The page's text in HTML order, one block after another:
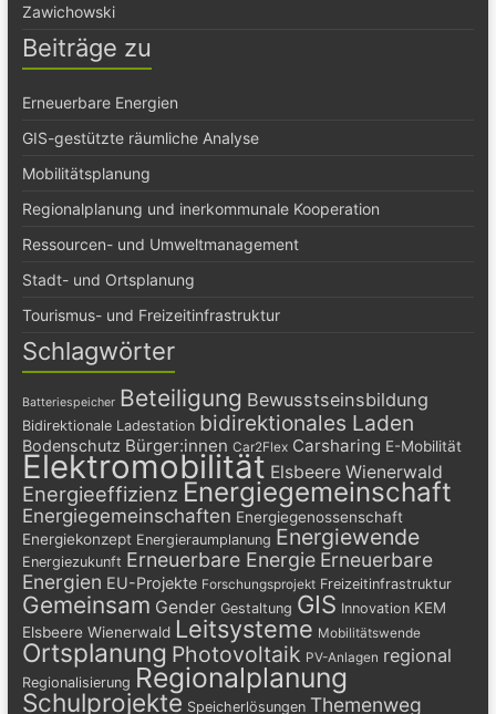
Zawichowski
Beiträge zu
Erneuerbare Energien
GIS-gestützte räumliche Analyse
Mobilitätsplanung
Regionalplanung und inerkommunale Kooperation
Ressourcen- und Umweltmanagement
Stadt- und Ortsplanung
Tourismus- und Freizeitinfrastruktur
Schlagwörter
Batteriespeicher Beteiligung Bewusstseinsbildung
Bidirektionale Ladestation bidirektionales Laden
Bodenschutz Bürger:innen Car2Flex Carsharing E-Mobilität
Elektromobilität Elsbeere Wienerwald
Energieeffizienz Energiegemeinschaft
Energiegemeinschaften Energiegenossenschaft
Energiekonzept Energieraumplanung Energiewende
Energiezukunft Erneuerbare Energie Erneuerbare
Energien EU-Projekte Forschungsprojekt Freizeitinfrastruktur
Gemeinsam Gender Gestaltung GIS Innovation KEM
Elsbeere Wienerwald Leitsysteme Mobilitätswende
Ortsplanung Photovoltaik PV-Anlagen regional
Regionalisierung Regionalplanung
Schulprojekte Speicherlösungen Themenweg